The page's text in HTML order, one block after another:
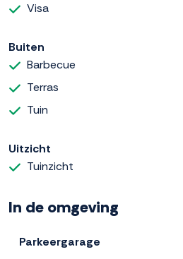
Visa
Buiten
Barbecue
Terras
Tuin
Uitzicht
Tuinzicht
In de omgeving
Parkeergarage